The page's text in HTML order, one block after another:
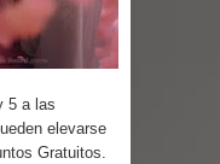
5 a las
elevarse
Gratuitos.